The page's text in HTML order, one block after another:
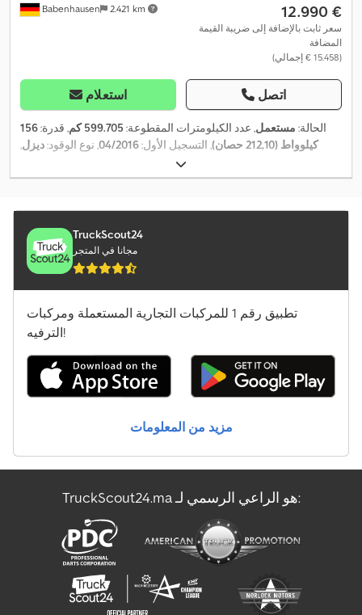
Babenhausen 2.421 km ‏12.990 €
سعر ثابت بالإضافة إلى ضريبة القيمة
المضافة
(‏15.458 € إجمالي)
استعلام اتصل
الحالة: مستعمل, عدد الكيلومترات المقطوعة: 599.705 كم , قدرة:156
كيلوواط (212,10 حصان)
, التسجيل الأول:04/2016, نوع الوقود:ديزل,
الوزن الإجمالي:
نوع التروس:تلقائي, فئة الانبعاثات:يورو 6 , عدد المقاعد:2, سنة الصنع:
الفرامل المانعة للانغلاق (ABS),
TruckScout24
مجانا في المتجر
تطبيق رقم 1 للمركبات التجارية المستعملة ومركبات
الترفيه!
مزيد من المعلومات
TruckScout24.ma هو الراعي الرسمي لـ: